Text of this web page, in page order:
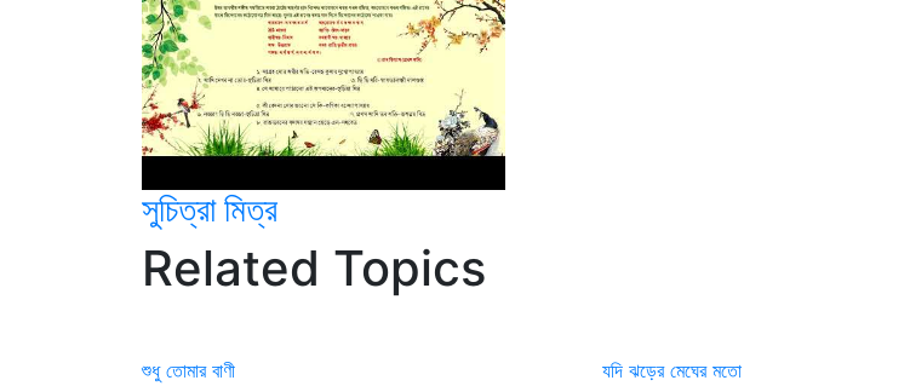
সুচিত্রা মিত্র
Related Topics
শুধু তোমার বাণী
যদি ঝড়ের মেঘের মতো